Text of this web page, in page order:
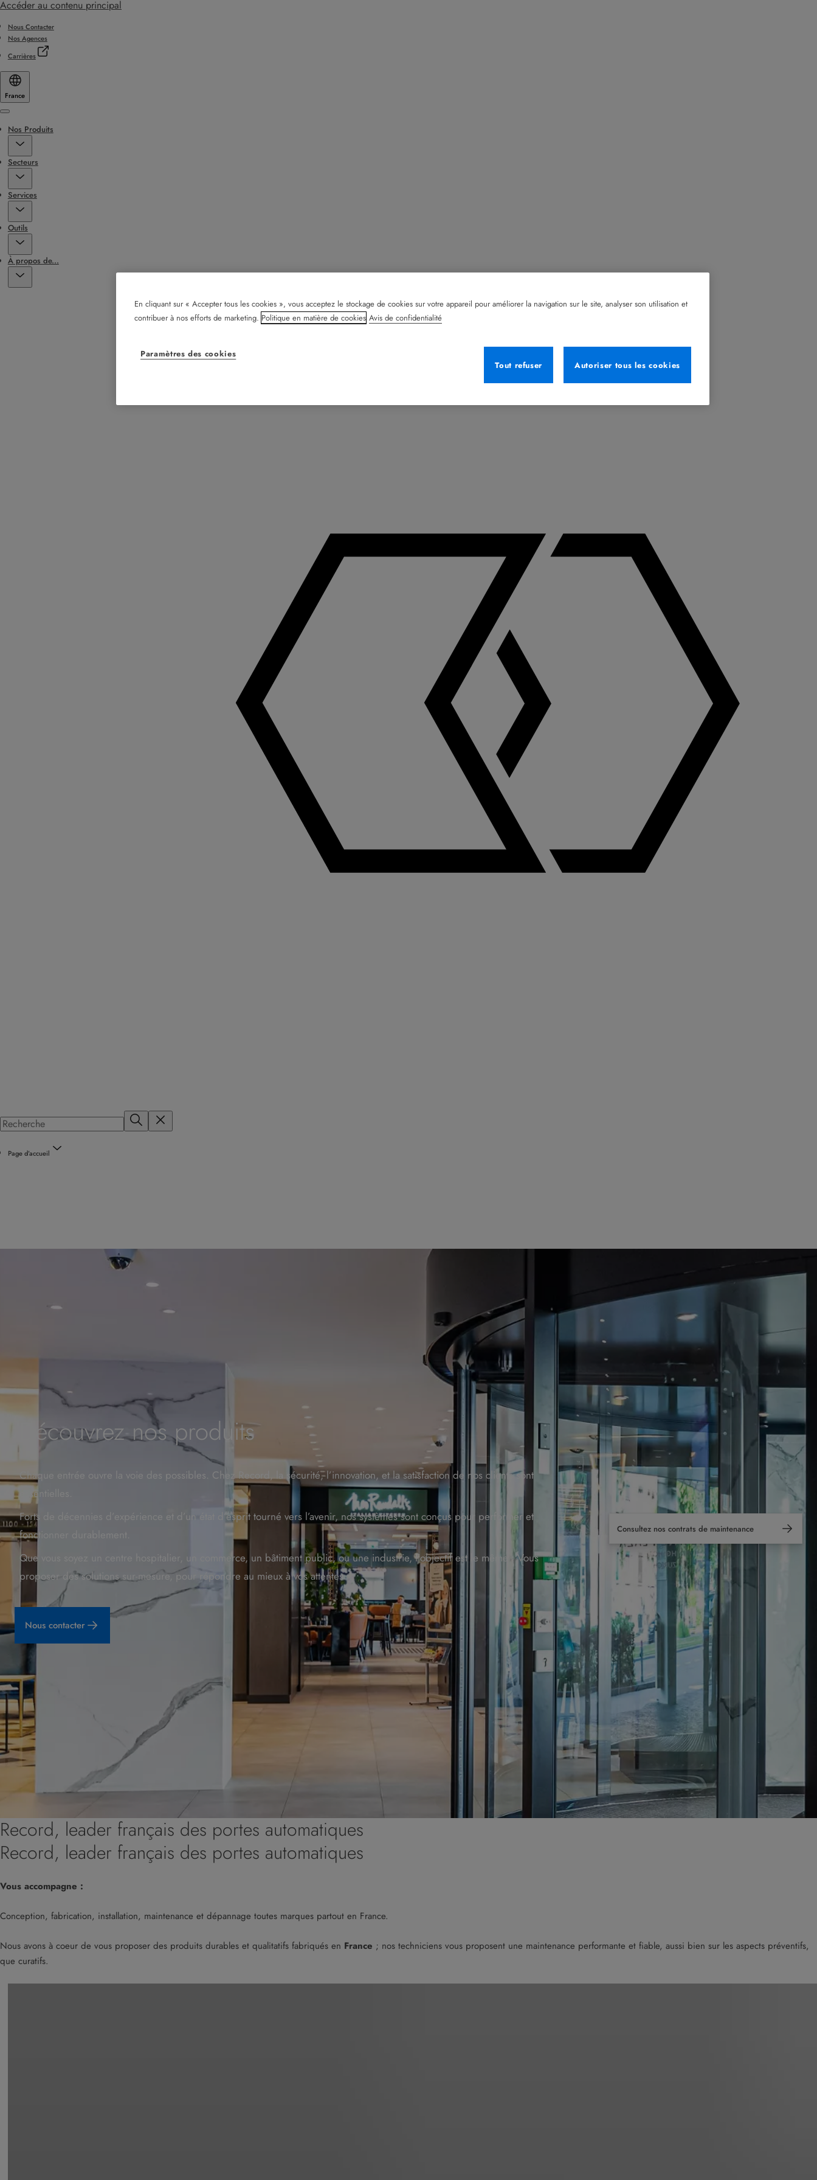
Accéder au contenu principal
Nous Contacter
Nos Agences
Carrières
France
Menu
Nos Produits
Secteurs
Services
Outils
À propos de...
Page d’accueil
Découvrez nos produits
Chaque entrée ouvre la voie des possibles. Chez Record, la sécurité, l’innovation, et la satisfaction de nos clients sont
essentielles.
Forts de décennies d’expérience et d’un état d’esprit tourné vers l’avenir, nos systèmes sont conçus pour performer et
fonctionner durablement.
Que vous soyez un centre hospitalier, un commerce, un bâtiment public, ou une industrie, l’objectif est le même : Vous
proposer des solutions sur-mesure, pour répondre au mieux à vos attentes.
Nous contacter
Consultez nos contrats de maintenance
Record, leader français des portes automatiques
Record, leader français des portes automatiques
Vous accompagne :
Conception, fabrication, installation, maintenance et dépannage toutes marques partout en France.
Nous avons à coeur de vous proposer des produits durables et qualitatifs fabriqués en France ; nos techniciens vous proposent une maintenance performante et fiable, aussi bien sur les aspects préventifs,
que curatifs.
En cliquant sur « Accepter tous les cookies », vous acceptez le stockage de cookies sur votre appareil pour améliorer la navigation sur le site, analyser son utilisation et
contribuer à nos efforts de marketing. Politique en matière de cookies Avis de confidentialité
Paramètres des cookies
Tout refuser
Autoriser tous les cookies